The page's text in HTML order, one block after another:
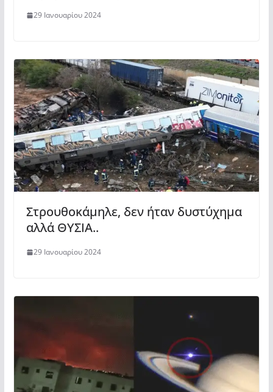
29 Ιανουαρίου 2024
Στρουθοκάμηλε, δεν ήταν δυστύχημα
αλλά ΘΥΣΙΑ..
29 Ιανουαρίου 2024